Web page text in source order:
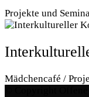
Projekte und
Mädchencafé /